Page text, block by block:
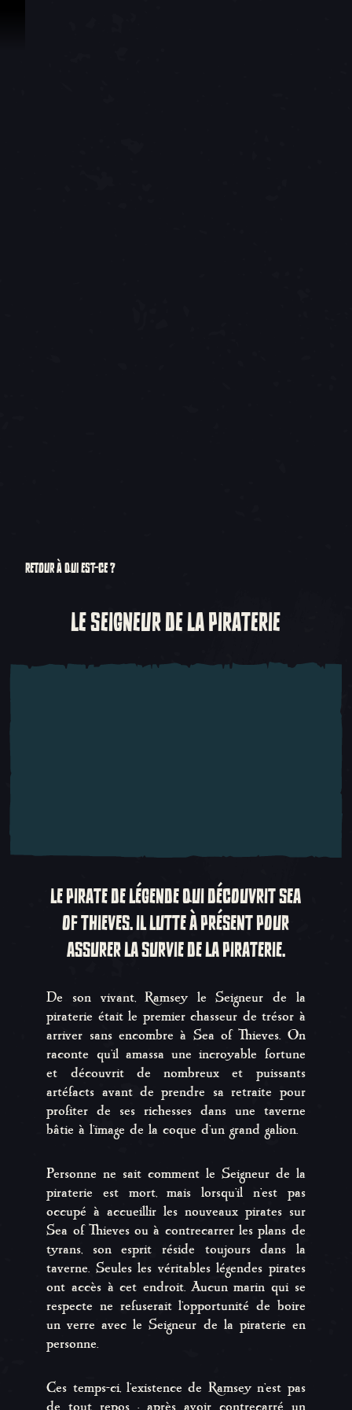
RETOUR À QUI EST-CE ?
LE SEIGNEUR DE LA PIRATERIE
LE PIRATE DE LÉGENDE QUI DÉCOUVRIT SEA
OF THIEVES. IL LUTTE À PRÉSENT POUR
ASSURER LA SURVIE DE LA PIRATERIE.
De son vivant, Ramsey le Seigneur de la
piraterie était le premier chasseur de trésor à
arriver sans encombre à Sea of Thieves. On
raconte qu'il amassa une incroyable fortune
et découvrit de nombreux et puissants
artéfacts avant de prendre sa retraite pour
profiter de ses richesses dans une taverne
bâtie à l'image de la coque d'un grand galion.
Personne ne sait comment le Seigneur de la
piraterie est mort, mais lorsqu'il n'est pas
occupé à accueillir les nouveaux pirates sur
Sea of Thieves ou à contrecarrer les plans de
tyrans, son esprit réside toujours dans la
taverne. Seules les véritables légendes pirates
ont accès à cet endroit. Aucun marin qui se
respecte ne refuserait l'opportunité de boire
un verre avec le Seigneur de la piraterie en
personne.
Ces temps-ci, l'existence de Ramsey n'est pas